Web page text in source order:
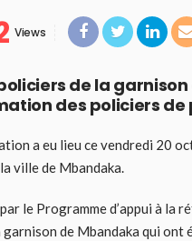
Views
de la
des policiers de
a eu lieu ce vendredi 20
ville de Mbandaka.
le Programme d’appui à la
de Mbandaka qui